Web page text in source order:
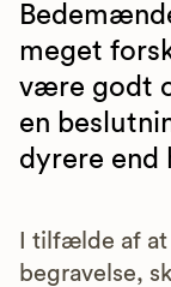
meget
være godt
en
dyrere end
I tilfælde af
begravelse,